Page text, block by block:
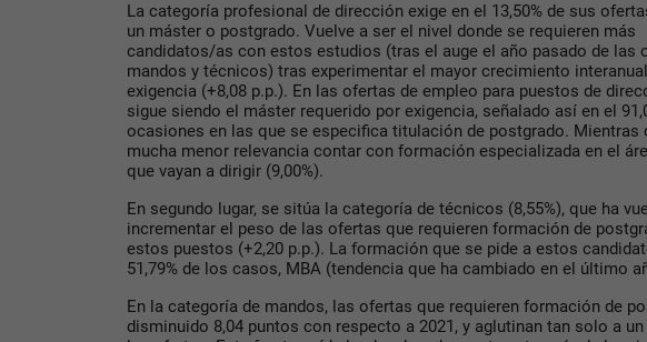
La categoría profesional de dirección exige en el 13,50% de sus
un máster o postgrado. Vuelve a ser el nivel donde se requieren más
candidatos/as con estos estudios (tras el auge el año pasado de las
mandos y técnicos) tras experimentar el mayor crecimiento
exigencia (+8,08 p.p.). En las ofertas de empleo para puestos de
sigue siendo el máster requerido por exigencia, señalado así en el
ocasiones en las que se especifica titulación de postgrado. Mientras
mucha menor relevancia contar con formación especializada en el
que vayan a dirigir (9,00%).
En segundo lugar, se sitúa la categoría de técnicos (8,55%), que ha
incrementar el peso de las ofertas que requieren formación de
estos puestos (+2,20 p.p.). La formación que se pide a estos
51,79% de los casos, MBA (tendencia que ha cambiado en el último
En la categoría de mandos, las ofertas que requieren formación de
disminuido 8,04 puntos con respecto a 2021, y aglutinan tan solo a un